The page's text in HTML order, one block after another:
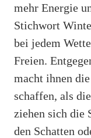
mehr Energie
Stichwort
bei jedem
Freien.
macht ihnen
schaffen, als
ziehen sich die
den Schatten